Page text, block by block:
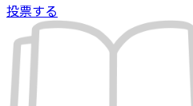
投票する